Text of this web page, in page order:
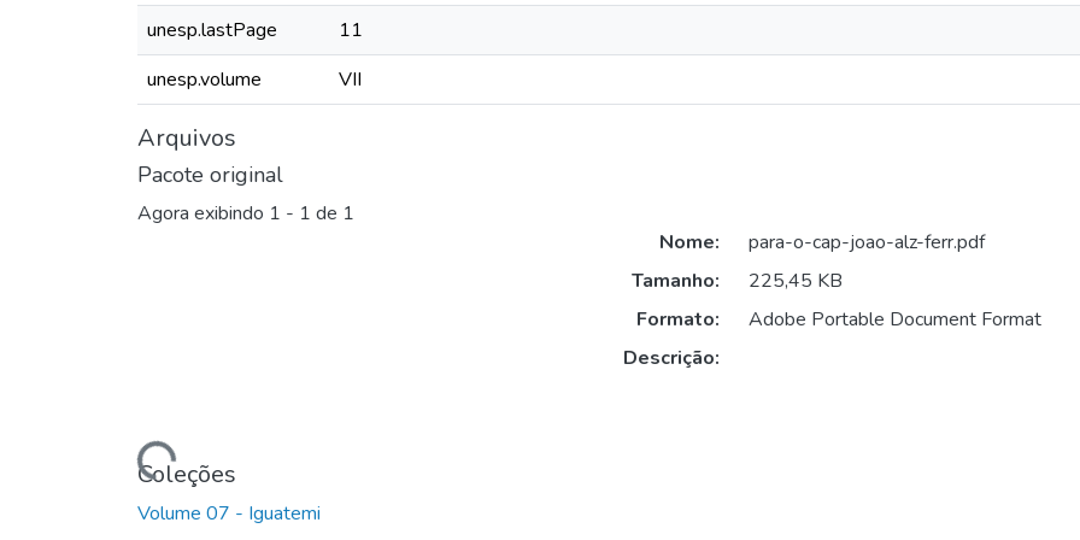
unesp.lastPage
11
unesp.volume
VII
Arquivos
Pacote original
Agora exibindo 1 - 1 de 1
Carregando...
Nome:
para-o-cap-joao-alz-ferr.pdf
Tamanho:
225,45 KB
Formato:
Adobe Portable Document Format
Descrição:
Coleções
Volume 07 - Iguatemi